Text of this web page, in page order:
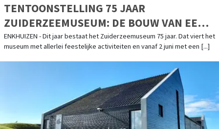
TENTOONSTELLING 75 JAAR
ZUIDERZEEMUSEUM: DE BOUW VAN EEN
BUITENGEWOON BIJZONDER
MUSEUMDORP
ENKHUIZEN - Dit jaar bestaat het Zuiderzeemuseum 75 jaar. Dat viert het
museum met allerlei feestelijke activiteiten en vanaf 2 juni met een [...]